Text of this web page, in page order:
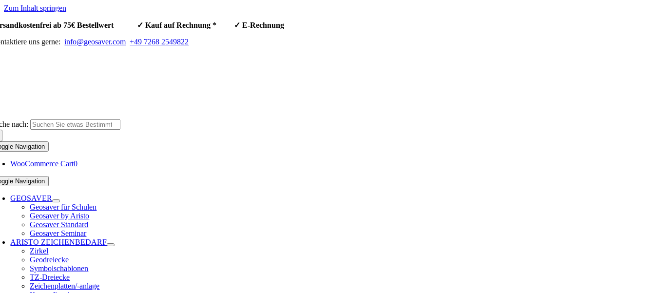
Zum Inhalt springen
ab 75€ Bestellwert ✓ Kauf auf Rechnung * ✓ E-Rechnung
uns gerne: info@geosaver.com +49 7268 2549822
nach:
Navigation
WooCommerce Cart0
Navigation
GEOSAVER
Geosaver für Schulen
Geosaver by Aristo
Geosaver Standard
Geosaver Seminar
ARISTO ZEICHENBEDARF
Zirkel
Geodreiecke
Symbolschablonen
TZ-Dreiecke
Zeichenplatten/-anlage